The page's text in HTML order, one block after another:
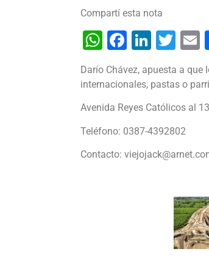
Compartí esta nota
WhatsApp
Darío Chávez, apuesta a que
internacionales, pastas o
Avenida Reyes Católicos al
Teléfono: 0387-4392802
Contacto: